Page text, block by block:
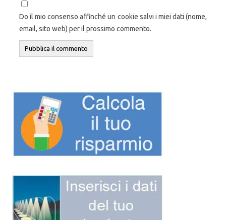
Do il mio consenso affinché un cookie salvi i miei dati (nome,
email, sito web) per il prossimo commento.